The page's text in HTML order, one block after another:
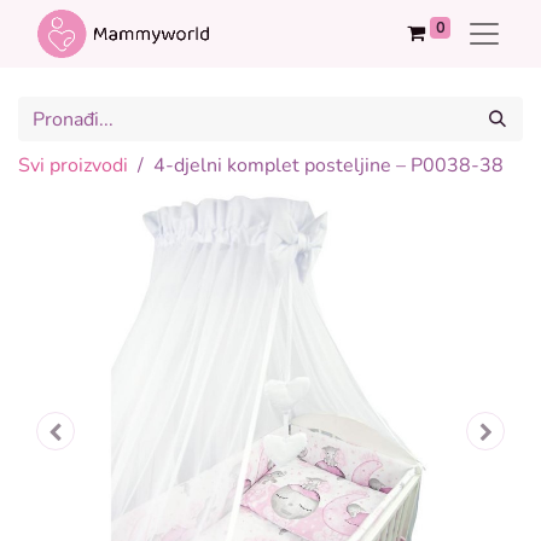
0
Svi proizvodi 4-djelni komplet posteljine – P0038-38